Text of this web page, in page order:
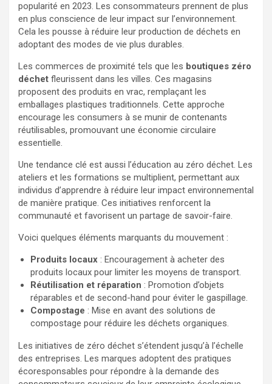
popularité en 2023. Les consommateurs prennent de plus
en plus conscience de leur impact sur l’environnement.
Cela les pousse à réduire leur production de déchets en
adoptant des modes de vie plus durables.
Les commerces de proximité tels que les boutiques zéro
déchet fleurissent dans les villes. Ces magasins
proposent des produits en vrac, remplaçant les
emballages plastiques traditionnels. Cette approche
encourage les consumers à se munir de contenants
réutilisables, promouvant une économie circulaire
essentielle.
Une tendance clé est aussi l’éducation au zéro déchet. Les
ateliers et les formations se multiplient, permettant aux
individus d’apprendre à réduire leur impact environnemental
de manière pratique. Ces initiatives renforcent la
communauté et favorisent un partage de savoir-faire.
Voici quelques éléments marquants du mouvement :
Produits locaux : Encouragement à acheter des
produits locaux pour limiter les moyens de transport.
Réutilisation et réparation : Promotion d’objets
réparables et de second-hand pour éviter le gaspillage.
Compostage : Mise en avant des solutions de
compostage pour réduire les déchets organiques.
Les initiatives de zéro déchet s’étendent jusqu’à l’échelle
des entreprises. Les marques adoptent des pratiques
écoresponsables pour répondre à la demande des